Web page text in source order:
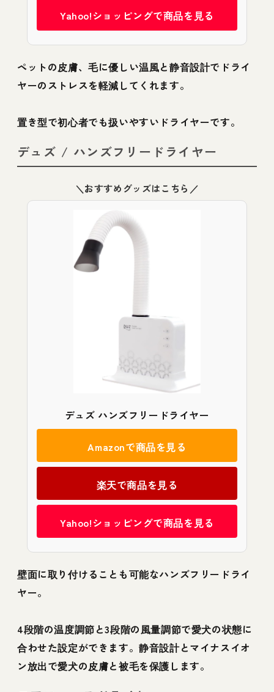
Yahoo!ショッピングで商品を見る
ペットの皮膚、毛に優しい温風と静音設計でドライ
ヤーのストレスを軽減してくれます。
置き型で初心者でも扱いやすいドライヤーです。
デュズ / ハンズフリードライヤー
＼おすすめグッズはこちら／
デュズ ハンズフリードライヤー
Amazonで商品を見る
楽天で商品を見る
Yahoo!ショッピングで商品を見る
壁面に取り付けることも可能なハンズフリードライ
ヤー。
4段階の温度調節と3段階の風量調節で愛犬の状態に
合わせた設定ができます。静音設計とマイナスイオ
ン放出で愛犬の皮膚と被毛を保護します。